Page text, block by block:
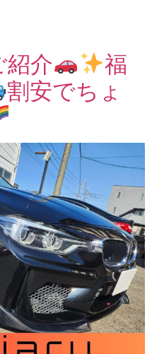
紹介
福
割安でちょ